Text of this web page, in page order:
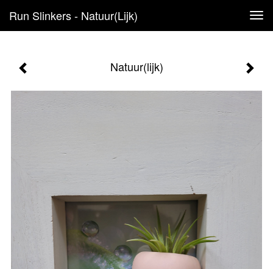
Run Slinkers - Natuur(lijk)
Natuur(lijk)